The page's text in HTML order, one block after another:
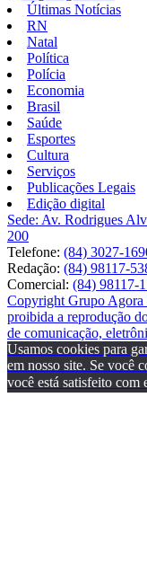
Últimas Notícias
RN
Natal
Política
Polícia
Economia
Brasil
Saúde
Esportes
Cultura
Serviços
Publicações Legais
Edição digital
Sede: Av. Rodrigues
200
Telefone: (84) 3027-
Redação: (84) 98117-
Comercial: (84) 98117-
Copyright Grupo Agora
proibida a reprodução
de comunicação,
Usamos cookies para
em nosso site. Se você
você está satisfeito com